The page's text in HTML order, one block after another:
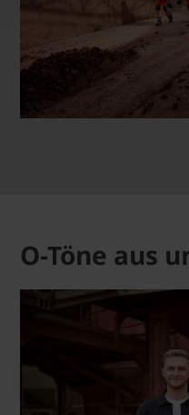
O-Töne aus